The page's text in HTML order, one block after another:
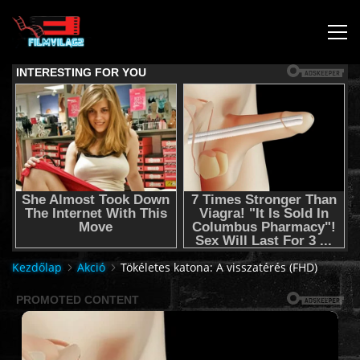
KEZDŐLAP
JOGI NYILATKOZAT,SEGÍTSÉG NYÚJTÁS,FELHASZNÁLÁSI
FELTÉTEL
AUDIO TRACK SWITCHING/HANGSÁV BEÁLLÍTÁSOK/
2K & 4K FILMEK
FILMEK (2026-OS)
Kezdőlap Akció Tökéletes katona: A visszatérés (FHD)